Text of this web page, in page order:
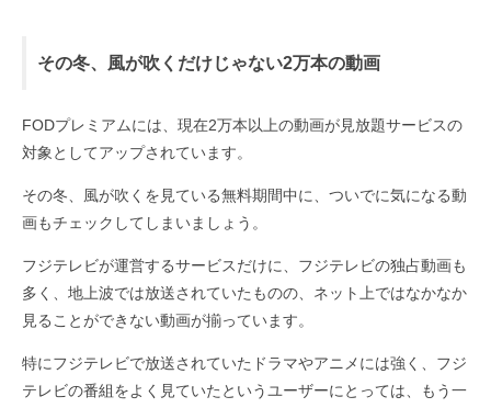
その冬、風が吹くだけじゃない2万本の動画
FODプレミアムには、現在2万本以上の動画が見放題サービスの
対象としてアップされています。
その冬、風が吹くを見ている無料期間中に、ついでに気になる動
画もチェックしてしまいましょう。
フジテレビが運営するサービスだけに、フジテレビの独占動画も
多く、地上波では放送されていたものの、ネット上ではなかなか
見ることができない動画が揃っています。
特にフジテレビで放送されていたドラマやアニメには強く、フジ
テレビの番組をよく見ていたというユーザーにとっては、もう一